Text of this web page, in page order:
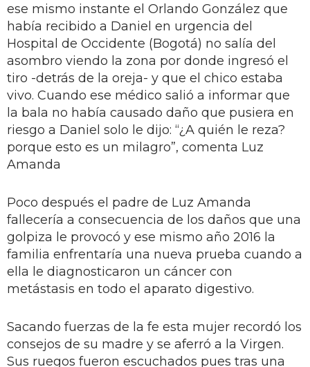
ese mismo instante el Orlando González que
había recibido a Daniel en urgencia del
Hospital de Occidente (Bogotá) no salía del
asombro viendo la zona por donde ingresó el
tiro -detrás de la oreja- y que el chico estaba
vivo. Cuando ese médico salió a informar que
la bala no había causado daño que pusiera en
riesgo a Daniel solo le dijo: “¿A quién le reza?
porque esto es un milagro”, comenta Luz
Amanda
Poco después el padre de Luz Amanda
fallecería a consecuencia de los daños que una
golpiza le provocó y ese mismo año 2016 la
familia enfrentaría una nueva prueba cuando a
ella le diagnosticaron un cáncer con
metástasis en todo el aparato digestivo.
Sacando fuerzas de la fe esta mujer recordó los
consejos de su madre y se aferró a la Virgen.
Sus ruegos fueron escuchados pues tras una